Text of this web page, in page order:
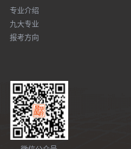
专业介绍
九大专业
报考方向